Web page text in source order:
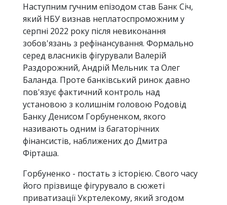
Наступним гучним епізодом став Банк Січ,
який НБУ визнав неплатоспроможним у
серпні 2022 року після невиконання
зобов'язань з рефінансування. Формально
серед власників фігурували Валерій
Раздорожний, Андрій Мельник та Олег
Баланда. Проте банківський ринок давно
пов'язує фактичний контроль над
установою з колишнім головою Родовід
Банку Денисом Горбуненком, якого
називають одним із багаторічних
фінансистів, наближених до Дмитра
Фірташа.
Горбуненко - постать з історією. Свого часу
його прізвище фігурувало в сюжеті
приватизації Укртелекому, який згодом